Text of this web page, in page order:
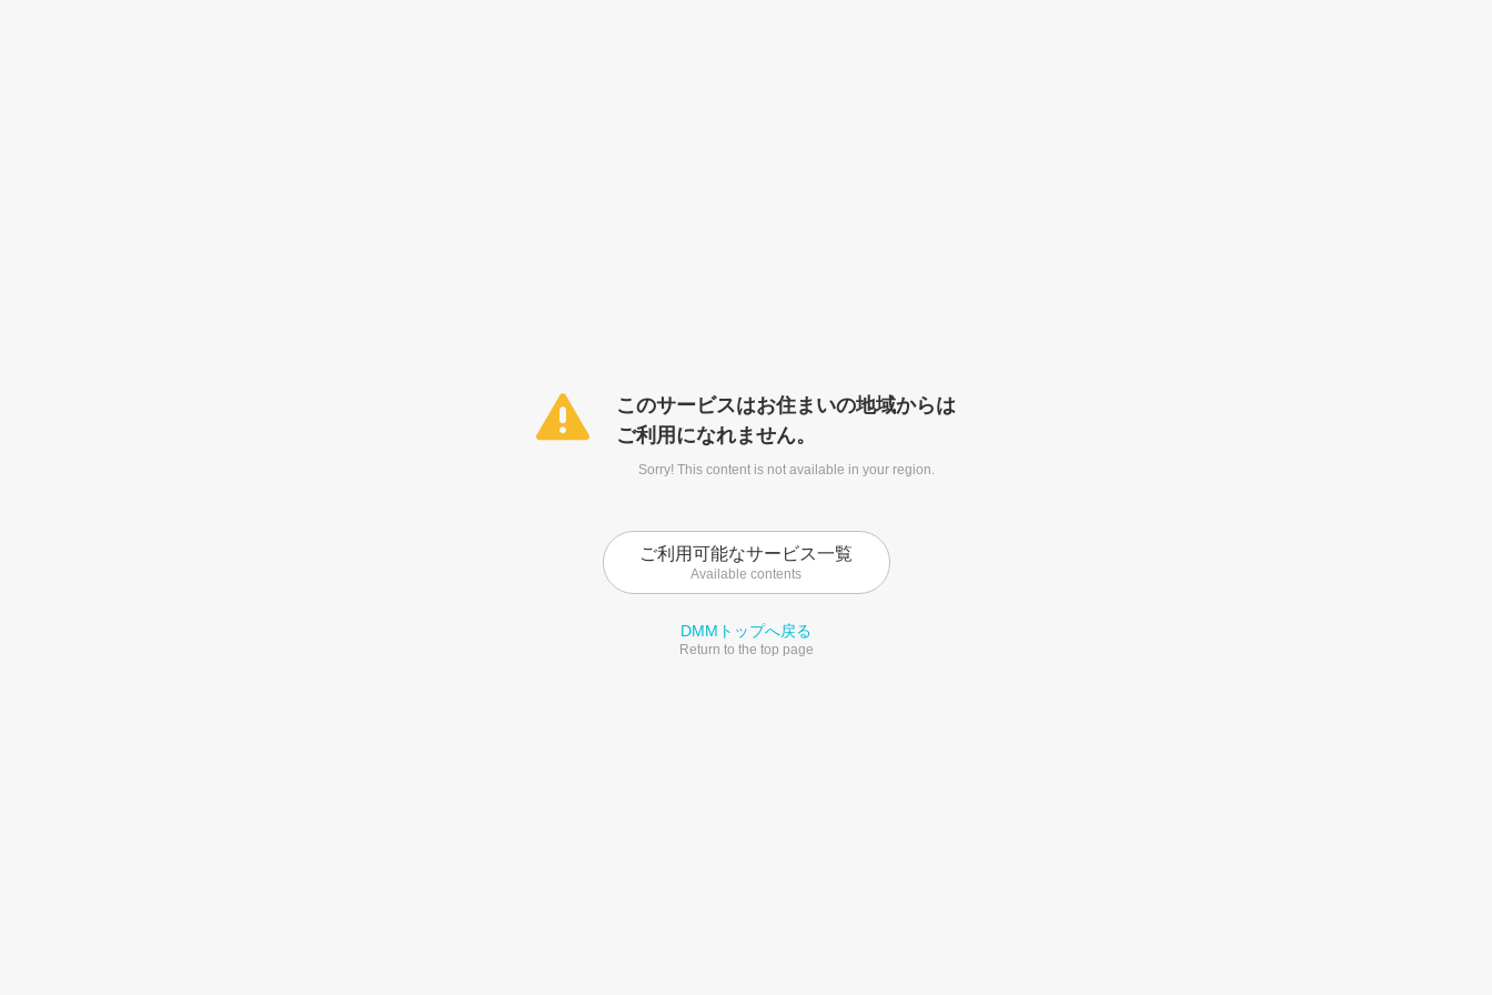
このサービスはお住まいの地域からは
ご利用になれません。
Sorry! This content is not available in your region.
ご利用可能なサービス一覧
Available contents
DMMトップへ戻る
Return to the top page